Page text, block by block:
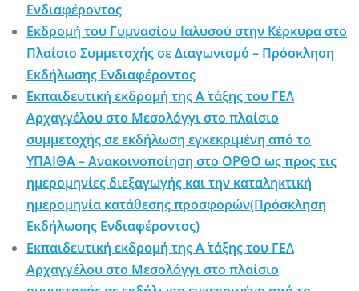
Ενδιαφέροντος
Εκδρομή του Γυμνασίου Ιαλυσού στην Κέρκυρα στο
Πλαίσιο Συμμετοχής σε Διαγωνισμό – Πρόσκληση
Εκδήλωσης Ενδιαφέροντος
Εκπαιδευτική εκδρομή της Α΄ τάξης του ΓΕΛ
Αρχαγγέλου στο Μεσολόγγι στο πλαίσιο
συμμετοχής σε εκδήλωση εγκεκριμένη από το
ΥΠΑΙΘΑ – Ανακοινοποίηση στο ΟΡΘΟ ως προς τις
ημερομηνίες διεξαγωγής και την καταληκτική
ημερομηνία κατάθεσης προσφορών(Πρόσκληση
Εκδήλωσης Ενδιαφέροντος)
Εκπαιδευτική εκδρομή της Α΄ τάξης του ΓΕΛ
Αρχαγγέλου στο Μεσολόγγι στο πλαίσιο